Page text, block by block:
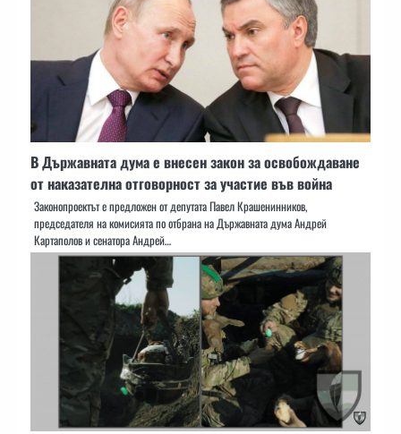
В Държавната дума е внесен закон за освобождаване
от наказателна отговорност за участие във война
Законопроектът е предложен от депутата Павел Крашенинников,
председателя на комисията по отбрана на Държавната дума Андрей
Картаполов и сенатора Андрей…